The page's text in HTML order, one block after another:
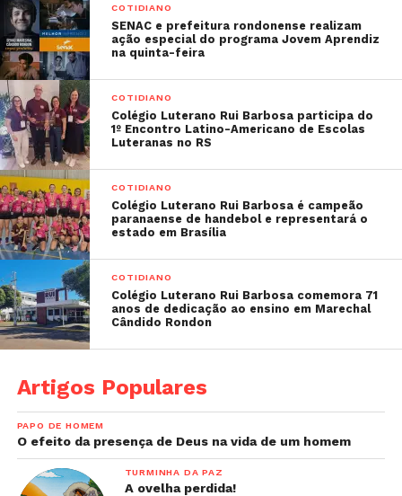
COTIDIANO
SENAC e prefeitura rondonense realizam
ação especial do programa Jovem Aprendiz
na quinta-feira
COTIDIANO
Colégio Luterano Rui Barbosa participa do
1º Encontro Latino-Americano de Escolas
Luteranas no RS
COTIDIANO
Colégio Luterano Rui Barbosa é campeão
paranaense de handebol e representará o
estado em Brasília
COTIDIANO
Colégio Luterano Rui Barbosa comemora 71
anos de dedicação ao ensino em Marechal
Cândido Rondon
Artigos Populares
PAPO DE HOMEM
O efeito da presença de Deus na vida de um homem
TURMINHA DA PAZ
A ovelha perdida!